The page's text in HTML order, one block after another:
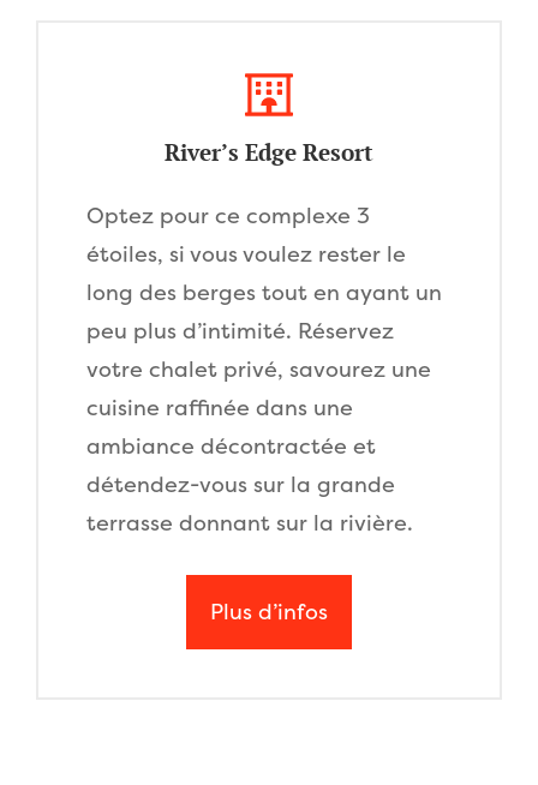
River’s Edge Resort
Optez pour ce complexe 3
étoiles, si vous voulez rester le
long des berges tout en ayant un
peu plus d’intimité. Réservez
votre chalet privé, savourez une
cuisine raffinée dans une
ambiance décontractée et
détendez-vous sur la grande
terrasse donnant sur la rivière.
Plus d’infos